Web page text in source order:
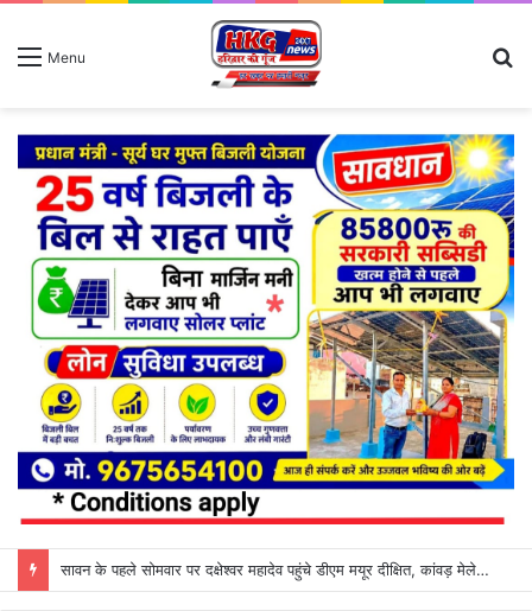
Menu
सावन के पहले सोमवार पर दक्षेश्वर महादेव पहुंचे डीएम मयूर दीक्षित, कांवड़ मेले की व्यवस्थाओं का लिया जायजा